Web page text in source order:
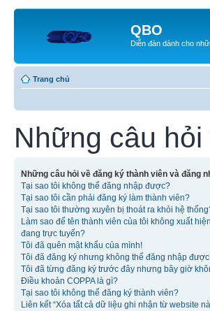
QBO
Diễn đàn dành cho
Trang chủ
Những câu
Những câu hỏi về đăng ký thành viên và đăng
Tại sao tôi không thể đăng nhập được?
Tại sao tôi cần phải đăng ký làm thành viên?
Tại sao tôi thường xuyên bị thoát ra khỏi hệ
Làm sao để tên thành viên của tôi không xuất
đang trực tuyến?
Tôi đã quên mật khẩu của mình!
Tôi đã đăng ký nhưng không thể đăng nhập
Tôi đã từng đăng ký trước đây nhưng bây giờ
Điều khoản COPPA là gì?
Tại sao tôi không thể đăng ký thành viên?
Liên kết “Xóa tất cả dữ liệu ghi nhận từ website